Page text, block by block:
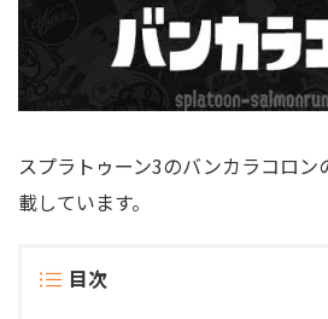
スプラトゥーン3のバンカラコロン
載しています。
目次